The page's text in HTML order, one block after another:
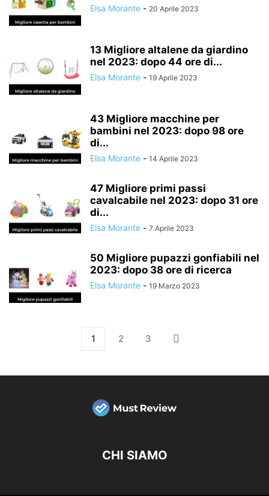
EBOOK READER E ACCESSORI EDUCAZIONE AL VASINO E PEDANE
ELETTRODOMESTICI PER LA CUCINA
ENERGIA SOLARE E EOLICA EROTISMO E CONTRACCEZIONE
FAMIGLIA, SALUTE E BENESSERE
FORNITURE PER IMBALLAGGIO E SPEDIZIONE
FORNITURE SANITARIE E IGIENICHE FOTO E VIDEO
FOTO E VIDEOCAMERE GATTI GIARDINAGGIO
GIOCHI D'IMITAZIONE E ACCESSORI DI TRAVESTIMENTO
Elsa Morante - 20 Aprile 2023
13 Migliore altalene da giardino
nel 2023: dopo 44 ore di...
Elsa Morante - 19 Aprile 2023
43 Migliore macchine per
bambini nel 2023: dopo 98 ore
di...
Elsa Morante - 14 Aprile 2023
47 Migliore primi passi
cavalcabile nel 2023: dopo 31 ore
di...
Elsa Morante - 7 Aprile 2023
50 Migliore pupazzi gonfiabili nel
2023: dopo 38 ore di ricerca
Elsa Morante - 19 Marzo 2023
1 2 3
CHI SIAMO